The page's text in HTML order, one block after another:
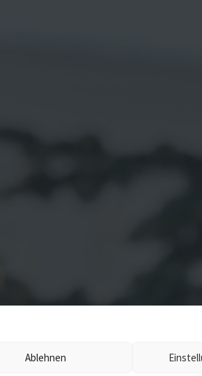
Ablehnen